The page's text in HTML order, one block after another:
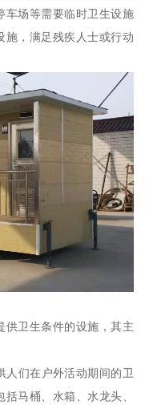
车场等需要临时卫生设施
施，满足残疾人士或行动
供卫生条件的设施，其主
人们在户外活动期间的卫
马桶、水箱、水龙头、